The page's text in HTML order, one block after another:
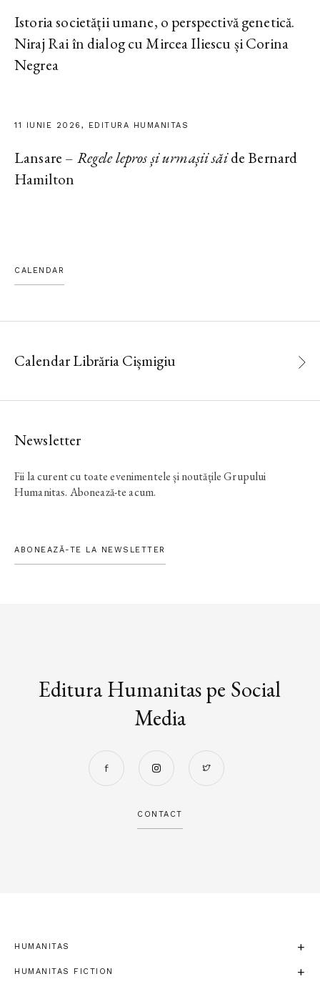
Istoria societății umane, o perspectivă genetică.
Niraj Rai în dialog cu Mircea Iliescu și Corina
Negrea
11 IUNIE 2026, EDITURA HUMANITAS
Lansare – Regele lepros și urmașii săide Bernard
Hamilton
CALENDAR
Calendar Librăria Cișmigiu
Newsletter
Fii la curent cu toate evenimentele și noutățile Grupului
Humanitas. Abonează-te acum.
ABONEAZĂ-TE LA NEWSLETTER
Editura Humanitas pe Social
Media
CONTACT
HUMANITAS
HUMANITAS FICTION